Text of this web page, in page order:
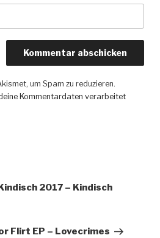
um Spam zu reduzieren.
Kommentardaten verarbeitet
2017 – Kindisch
Flirt EP – Lovecrimes